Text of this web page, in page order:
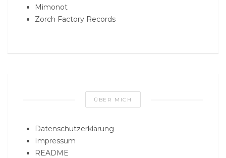
Mimonot
Zorch Factory Records
ÜBER MICH
Datenschutzerklärung
Impressum
README